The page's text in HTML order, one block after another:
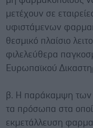
μετέχουν σε
υφιστάμενων
θεσμικό πλαίσιο
φιλελεύθερα
Ευρωπαϊκού
β. Η παράκαμψη των
τα πρόσωπα στα
εκμετάλλευση